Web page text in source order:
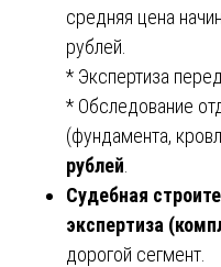
средняя цена
рублей.
* Экспертиза
* Обследование
(фундамента,
рублей
Судебная
экспертиза
дорогой сегмент.